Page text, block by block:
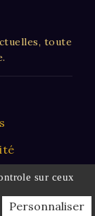
toute
sur ceux
Personnaliser